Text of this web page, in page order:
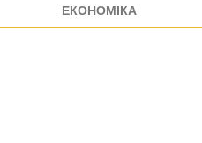
ЕКОНОМІКА